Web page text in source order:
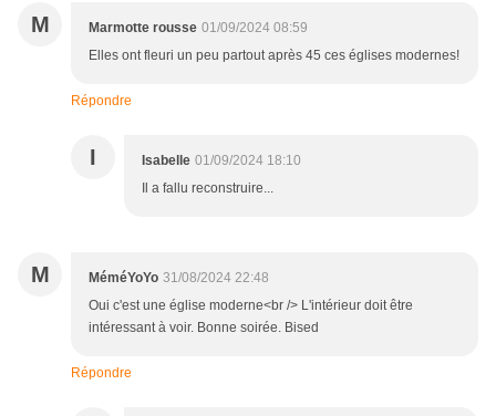
M Marmotte rousse 01/09/2024 08:59
Elles ont fleuri un peu partout après 45 ces églises modernes!
Répondre
I Isabelle 01/09/2024 18:10
Il a fallu reconstruire...
M MéméYoYo 31/08/2024 22:48
Oui c'est une église moderne<br /> L'intérieur doit être
intéressant à voir. Bonne soirée. Bised
Répondre